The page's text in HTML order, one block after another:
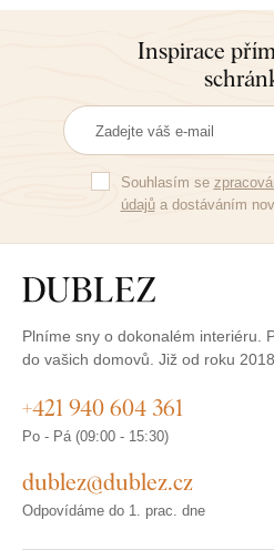
Inspirace
Souhlasím se
údajůa dostáváním
Plníme sny o dokonalém interiéru.
do vašich domovů. Již od roku
+421 940 604 361
Po - Pá (09:00 - 15:30)
dublez@dublez.cz
Odpovídáme do 1. prac. dne